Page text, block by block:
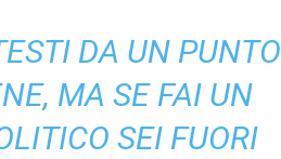
DA UN PUNTO
MA SE FAI UN
SEI FUORI